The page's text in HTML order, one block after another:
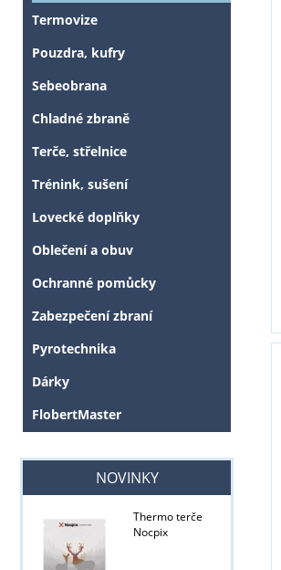
Termovize
Pouzdra, kufry
Sebeobrana
Chladné zbraně
Terče, střelnice
Trénink, sušení
Lovecké doplňky
Oblečení a obuv
Ochranné pomůcky
Zabezpečení zbraní
Pyrotechnika
Dárky
FlobertMaster
NOVINKY
Thermo terče
Nocpix